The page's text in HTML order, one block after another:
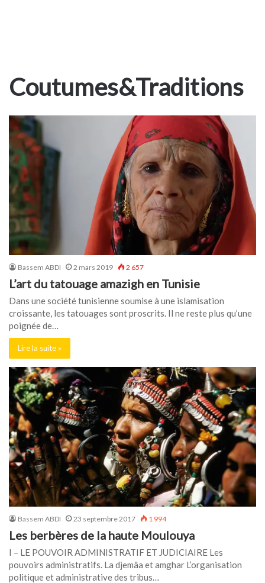
Coutumes&Traditions
Bassem ABDI 2 mars 2019 2 657
L’art du tatouage amazigh en Tunisie
Dans une société tunisienne soumise à une islamisation
croissante, les tatouages sont proscrits. Il ne reste plus qu’une
poignée de…
Lire la suite »
Bassem ABDI 23 septembre 2017 1 994
Les berbères de la haute Moulouya
I – LE POUVOIR ADMINISTRATIF ET JUDICIAIRE Les
pouvoirs administratifs. La djemâa et amghar L’organisation
politique et administrative des tribus…